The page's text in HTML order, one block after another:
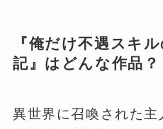
『俺だけ不遇スキ
記』はどんな作品？
異世界に召喚された